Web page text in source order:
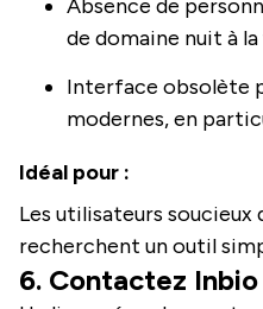
Absence de
de domaine nuit à
Interface obsolète
modernes, en
Idéal pour :
Les utilisateurs soucieux
recherchent un outil
6. Contactez Inbio